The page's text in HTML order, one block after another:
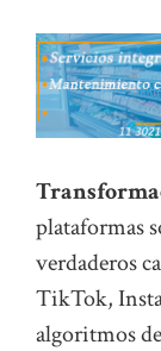
plataformas
verdaderos
TikTok,
algoritmos